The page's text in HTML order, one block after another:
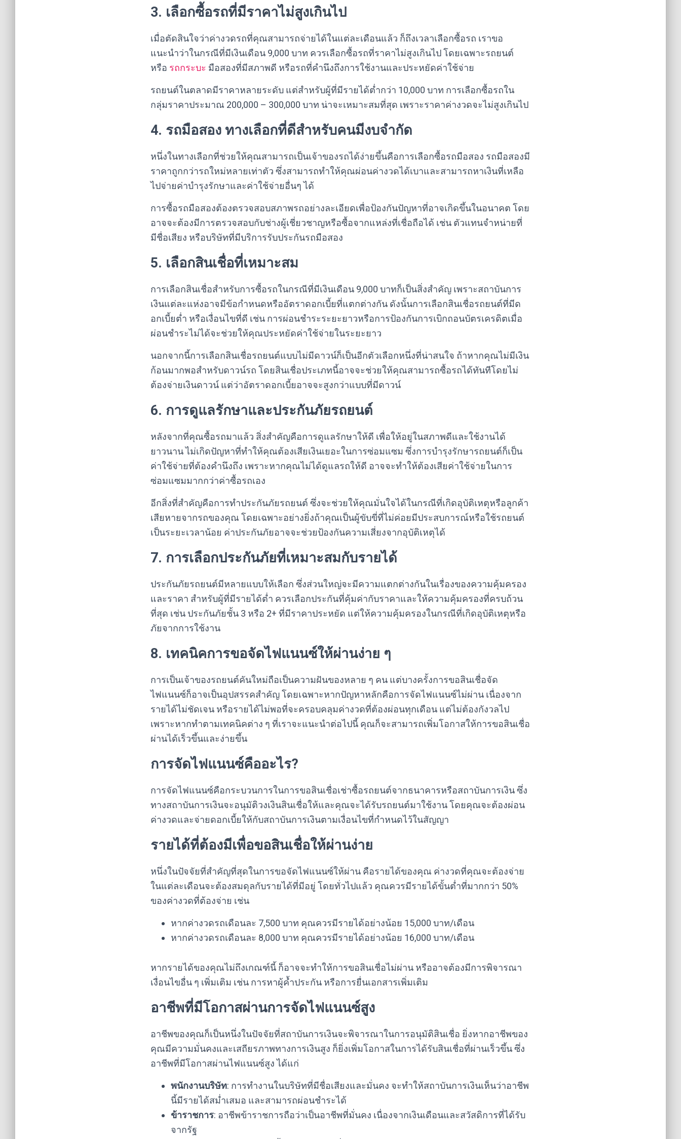
3. เลือกซื้อรถที่มีราคาไม่สูงเกินไป
เมื่อตัดสินใจว่าค่างวดรถที่คุณสามารถจ่ายได้ในแต่ละเดือนแล้ว ก็ถึงเวลาเลือกซื้อรถ เราขอ
แนะนำว่าในกรณีที่มีเงินเดือน 9,000 บาท ควรเลือกซื้อรถที่ราคาไม่สูงเกินไป โดยเฉพาะรถยนต์
หรือ รถกระบะ มือสองที่มีสภาพดี หรือรถที่คำนึงถึงการใช้งานและประหยัดค่าใช้จ่าย
รถยนต์ในตลาดมีราคาหลายระดับ แต่สำหรับผู้ที่มีรายได้ต่ำกว่า 10,000 บาท การเลือกซื้อรถใน
กลุ่มราคาประมาณ 200,000 – 300,000 บาท น่าจะเหมาะสมที่สุด เพราะราคาค่างวดจะไม่สูงเกินไป
4. รถมือสอง ทางเลือกที่ดีสำหรับคนมีงบจำกัด
หนึ่งในทางเลือกที่ช่วยให้คุณสามารถเป็นเจ้าของรถได้ง่ายขึ้นคือการเลือกซื้อรถมือสอง รถมือสองมี
ราคาถูกกว่ารถใหม่หลายเท่าตัว ซึ่งสามารถทำให้คุณผ่อนค่างวดได้เบาและสามารถหาเงินที่เหลือ
ไปจ่ายค่าบำรุงรักษาและค่าใช้จ่ายอื่นๆ ได้
การซื้อรถมือสองต้องตรวจสอบสภาพรถอย่างละเอียดเพื่อป้องกันปัญหาที่อาจเกิดขึ้นในอนาคต โดย
อาจจะต้องมีการตรวจสอบกับช่างผู้เชี่ยวชาญหรือซื้อจากแหล่งที่เชื่อถือได้ เช่น ตัวแทนจำหน่ายที่
มีชื่อเสียง หรือบริษัทที่มีบริการรับประกันรถมือสอง
5. เลือกสินเชื่อที่เหมาะสม
การเลือกสินเชื่อสำหรับการซื้อรถในกรณีที่มีเงินเดือน 9,000 บาทก็เป็นสิ่งสำคัญ เพราะสถาบันการ
เงินแต่ละแห่งอาจมีข้อกำหนดหรืออัตราดอกเบี้ยที่แตกต่างกัน ดังนั้นการเลือกสินเชื่อรถยนต์ที่มีด
อกเบี้ยต่ำ หรือเงื่อนไขที่ดี เช่น การผ่อนชำระระยะยาวหรือการป้องกันการเบิกถอนบัตรเครดิตเมื่อ
ผ่อนชำระไม่ได้จะช่วยให้คุณประหยัดค่าใช้จ่ายในระยะยาว
นอกจากนี้การเลือกสินเชื่อรถยนต์แบบไม่มีดาวน์ก็เป็นอีกตัวเลือกหนึ่งที่น่าสนใจ ถ้าหากคุณไม่มีเงิน
ก้อนมากพอสำหรับดาวน์รถ โดยสินเชื่อประเภทนี้อาจจะช่วยให้คุณสามารถซื้อรถได้ทันทีโดยไม่
ต้องจ่ายเงินดาวน์ แต่ว่าอัตราดอกเบี้ยอาจจะสูงกว่าแบบที่มีดาวน์
6. การดูแลรักษาและประกันภัยรถยนต์
หลังจากที่คุณซื้อรถมาแล้ว สิ่งสำคัญคือการดูแลรักษาให้ดี เพื่อให้อยู่ในสภาพดีและใช้งานได้
ยาวนาน ไม่เกิดปัญหาที่ทำให้คุณต้องเสียเงินเยอะในการซ่อมแซม ซึ่งการบำรุงรักษารถยนต์ก็เป็น
ค่าใช้จ่ายที่ต้องคำนึงถึง เพราะหากคุณไม่ได้ดูแลรถให้ดี อาจจะทำให้ต้องเสียค่าใช้จ่ายในการ
ซ่อมแซมมากกว่าค่าซื้อรถเอง
อีกสิ่งที่สำคัญคือการทำประกันภัยรถยนต์ ซึ่งจะช่วยให้คุณมั่นใจได้ในกรณีที่เกิดอุบัติเหตุหรือลูกค้า
เสียหายจากรถของคุณ โดยเฉพาะอย่างยิ่งถ้าคุณเป็นผู้ขับขี่ที่ไม่ค่อยมีประสบการณ์หรือใช้รถยนต์
เป็นระยะเวลาน้อย ค่าประกันภัยอาจจะช่วยป้องกันความเสี่ยงจากอุบัติเหตุได้
7. การเลือกประกันภัยที่เหมาะสมกับรายได้
ประกันภัยรถยนต์มีหลายแบบให้เลือก ซึ่งส่วนใหญ่จะมีความแตกต่างกันในเรื่องของความคุ้มครอง
และราคา สำหรับผู้ที่มีรายได้ต่ำ ควรเลือกประกันที่คุ้มค่ากับราคาและให้ความคุ้มครองที่ครบถ้วน
ที่สุด เช่น ประกันภัยชั้น 3 หรือ 2+ ที่มีราคาประหยัด แต่ให้ความคุ้มครองในกรณีที่เกิดอุบัติเหตุหรือ
ภัยจากการใช้งาน
8. เทคนิคการขอจัดไฟแนนซ์ให้ผ่านง่าย ๆ
การเป็นเจ้าของรถยนต์คันใหม่ถือเป็นความฝันของหลาย ๆ คน แต่บางครั้งการขอสินเชื่อจัด
ไฟแนนซ์ก็อาจเป็นอุปสรรคสำคัญ โดยเฉพาะหากปัญหาหลักคือการจัดไฟแนนซ์ไม่ผ่าน เนื่องจาก
รายได้ไม่ชัดเจน หรือรายได้ไม่พอที่จะครอบคลุมค่างวดที่ต้องผ่อนทุกเดือน แต่ไม่ต้องกังวลไป
เพราะหากทำตามเทคนิคต่าง ๆ ที่เราจะแนะนำต่อไปนี้ คุณก็จะสามารถเพิ่มโอกาสให้การขอสินเชื่อ
ผ่านได้เร็วขึ้นและง่ายขึ้น
การจัดไฟแนนซ์คืออะไร?
การจัดไฟแนนซ์คือกระบวนการในการขอสินเชื่อเช่าซื้อรถยนต์จากธนาคารหรือสถาบันการเงิน ซึ่ง
ทางสถาบันการเงินจะอนุมัติวงเงินสินเชื่อให้และคุณจะได้รับรถยนต์มาใช้งาน โดยคุณจะต้องผ่อน
ค่างวดและจ่ายดอกเบี้ยให้กับสถาบันการเงินตามเงื่อนไขที่กำหนดไว้ในสัญญา
รายได้ที่ต้องมีเพื่อขอสินเชื่อให้ผ่านง่าย
หนึ่งในปัจจัยที่สำคัญที่สุดในการขอจัดไฟแนนซ์ให้ผ่าน คือรายได้ของคุณ ค่างวดที่คุณจะต้องจ่าย
ในแต่ละเดือนจะต้องสมดุลกับรายได้ที่มีอยู่ โดยทั่วไปแล้ว คุณควรมีรายได้ขั้นต่ำที่มากกว่า 50%
ของค่างวดที่ต้องจ่าย เช่น
หากค่างวดรถเดือนละ 7,500 บาท คุณควรมีรายได้อย่างน้อย 15,000 บาท/เดือน
หากค่างวดรถเดือนละ 8,000 บาท คุณควรมีรายได้อย่างน้อย 16,000 บาท/เดือน
หากรายได้ของคุณไม่ถึงเกณฑ์นี้ ก็อาจจะทำให้การขอสินเชื่อไม่ผ่าน หรืออาจต้องมีการพิจารณา
เงื่อนไขอื่น ๆ เพิ่มเติม เช่น การหาผู้ค้ำประกัน หรือการยื่นเอกสารเพิ่มเติม
อาชีพที่มีโอกาสผ่านการจัดไฟแนนซ์สูง
อาชีพของคุณก็เป็นหนึ่งในปัจจัยที่สถาบันการเงินจะพิจารณาในการอนุมัติสินเชื่อ ยิ่งหากอาชีพของ
คุณมีความมั่นคงและเสถียรภาพทางการเงินสูง ก็ยิ่งเพิ่มโอกาสในการได้รับสินเชื่อที่ผ่านเร็วขึ้น ซึ่ง
อาชีพที่มีโอกาสผ่านไฟแนนซ์สูง ได้แก่
พนักงานบริษัท: การทำงานในบริษัทที่มีชื่อเสียงและมั่นคง จะทำให้สถาบันการเงินเห็นว่าอาชีพ
นี้มีรายได้สม่ำเสมอ และสามารถผ่อนชำระได้
ข้าราชการ: อาชีพข้าราชการถือว่าเป็นอาชีพที่มั่นคง เนื่องจากเงินเดือนและสวัสดิการที่ได้รับ
จากรัฐ